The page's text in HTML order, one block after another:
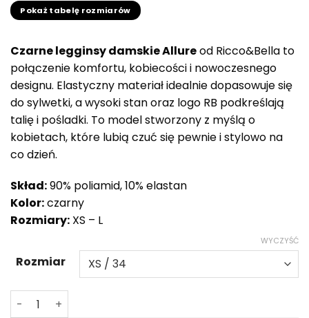
Pokaż tabelę rozmiarów
Czarne legginsy damskie Allureod Ricco&Bella to
połączenie komfortu, kobiecości i nowoczesnego
designu. Elastyczny materiał idealnie dopasowuje się
do sylwetki, a wysoki stan oraz logo RB podkreślają
talię i pośladki. To model stworzony z myślą o
kobietach, które lubią czuć się pewnie i stylowo na
co dzień.
Skład:90% poliamid, 10% elastan
Kolor:czarny
Rozmiary: XS – L
Rozmiar
WYCZYŚĆ
ilość Czarne legginsy damskie Allure